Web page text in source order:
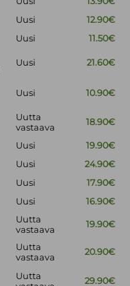
Uusi
12.90€
Uusi
11.50€
Uusi 21.60€
Uusi 10.90€
Uutta
vastaava
18.90€
Uusi
19.90€
Uusi
24.90€
Uusi
17.90€
Uusi 16.90€
Uutta
vastaava
19.90€
Uutta
vastaava
20.90€
Uutta
29.90€